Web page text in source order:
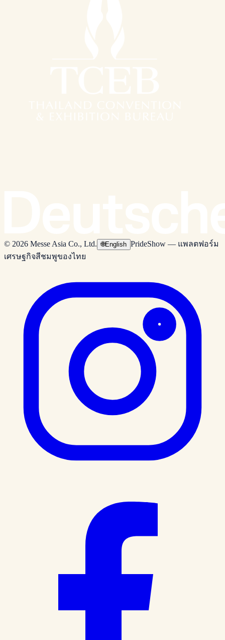
© 2026 Messe Asia Co., Ltd. 🌐English PrideShow — แพลตฟอร์ม
เศรษฐกิจสีชมพูของไทย